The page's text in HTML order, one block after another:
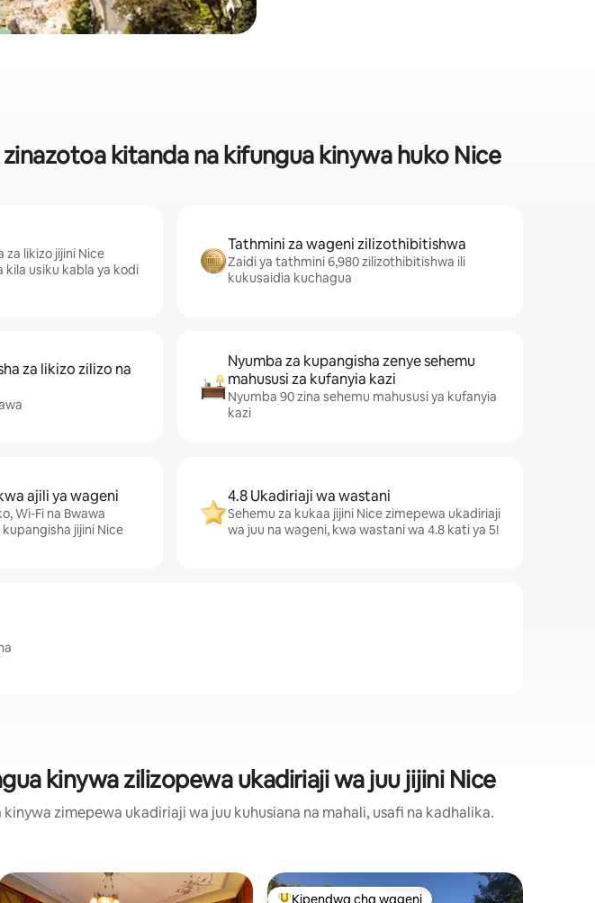
kitanda na kifungua kinywa huko Nice
za likizo jijini Nice
kila usiku kabla ya kodi
Tathmini za wageni zilizothibitishwa
Zaidi ya tathmini 6,980 zilizothibitishwa ili
kukusaidia kuchagua
za likizo zilizo na
Nyumba za kupangisha zenye sehemu
mahususi za kufanyia kazi
Nyumba 90 zina sehemu mahususi ya kufanyia
kazi
ajili ya wageni
Wi-Fi na Bwawa
jijini Nice
4.8 Ukadiriaji wa wastani
Sehemu za kukaa jijini Nice zimepewa ukadiriaji
wa juu na wageni, kwa wastani wa 4.8 kati ya 5!
kinywa zilizopewa ukadiriaji wa juu jijini Nice
zimepewa ukadiriaji wa juu kuhusiana na mahali, usafi na kadhalika.
Kipendwa cha wageni